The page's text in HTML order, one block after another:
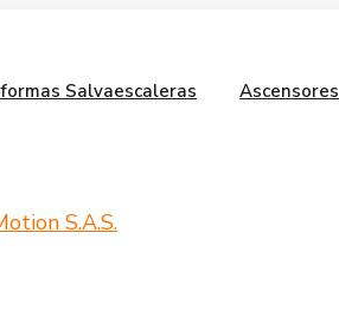
Salvaescaleras Ascensores